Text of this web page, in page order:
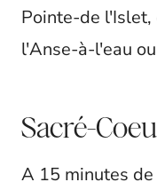
Pointe-de
l'Anse-à-l'eau
Sacré-
A 15 minutes de